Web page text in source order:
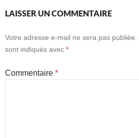
LAISSER UN COMMENTAIRE
Votre adresse e-mail ne sera pas publiée.
sont indiqués avec *
Commentaire *